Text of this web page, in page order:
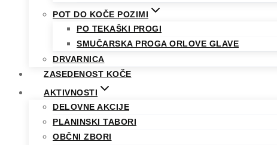
POT DO KOČE POZIMI
PO TEKAŠKI PROGI
SMUČARSKA PROGA ORLOVE GLAVE
DRVARNICA
ZASEDENOST KOČE
AKTIVNOSTI
DELOVNE AKCIJE
PLANINSKI TABORI
OBČNI ZBORI